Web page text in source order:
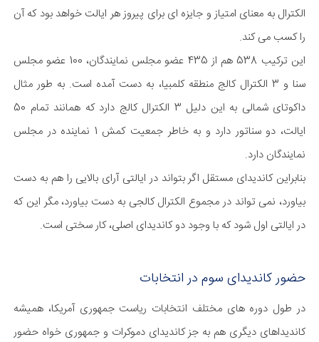
الکترال به معنای امتیاز و جایزه ای برای پیروز هر ایالت خواهد بود که آن
را کسب می کند.
این ترکیب 538 هم از 435 عضو مجلس نمایندگان، 100 عضو مجلس
سنا و 3 الکترال کالج منطقه کلمبیا، به دست آمده است. به طور مثال
داکوتای شمالی به این دلیل 3 الکترال کالج دارد که همانند تمام 50
ایالت، دو سناتور دارد و به خاطر جمعیت کمش 1 نماینده در مجلس
نمایندگان دارد.
بنابراین کاندیدای مستقل اگر بتواند در ایالتی آرای بالایی را هم به دست
بیاورد، نمی تواند در مجموع الکترال کالجی به دست بیاورد، مگر این که
در ایالتی اول شود که با وجود دو کاندیدای اصلی، کار سختی است.
حضور کاندیدای سوم در انتخابات
در طول دوره های مختلف انتخابات ریاست جمهوری آمریکا، همیشه
کاندیداهای دیگری هم به جز کاندیدای دموکرات و جمهوری خواه حضور